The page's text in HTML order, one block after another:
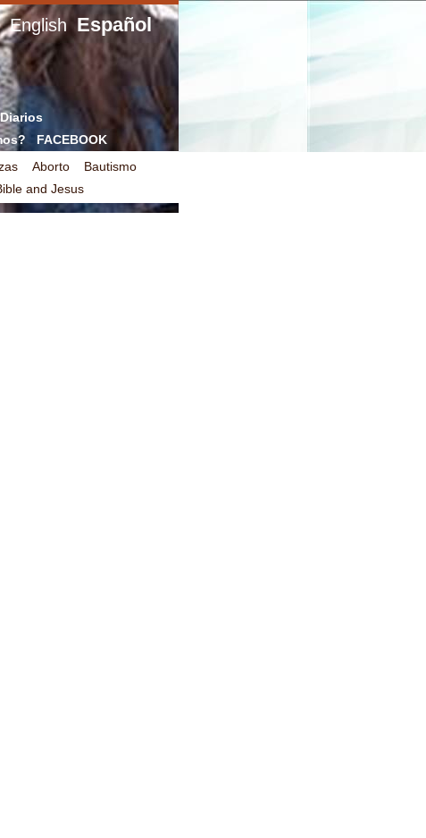
English Español
FACEBOOK
Aborto
Bautismo
and Jesus